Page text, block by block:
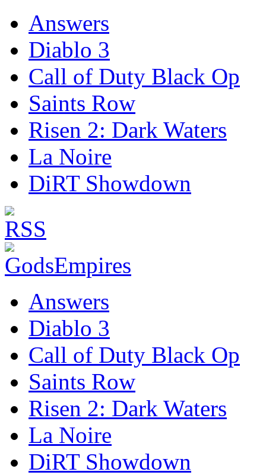
Answers
Diablo 3
Call of Duty Black Op
Saints Row
Risen 2: Dark Waters
La Noire
DiRT Showdown
Answers
Diablo 3
Call of Duty Black Op
Saints Row
Risen 2: Dark Waters
La Noire
DiRT Showdown